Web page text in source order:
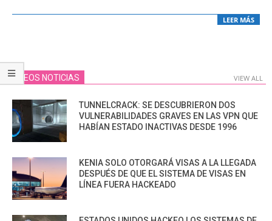
LEER MÁS
VIDEOS NOTICIAS VIEW ALL
TUNNELCRACK: SE DESCUBRIERON DOS
VULNERABILIDADES GRAVES EN LAS VPN QUE
HABÍAN ESTADO INACTIVAS DESDE 1996
KENIA SOLO OTORGARÁ VISAS A LA LLEGADA
DESPUÉS DE QUE EL SISTEMA DE VISAS EN
LÍNEA FUERA HACKEADO